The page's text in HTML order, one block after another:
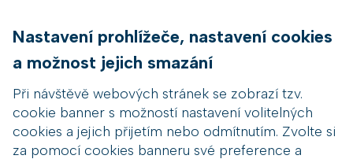
Nastavení prohlížeče, nastavení cookies
a možnost jejich smazání
Při návštěvě webových stránek se zobrazí tzv.
cookie banner s možností nastavení volitelných
cookies a jejich přijetím nebo odmítnutím. Zvolte si
za pomocí cookies banneru své preference a